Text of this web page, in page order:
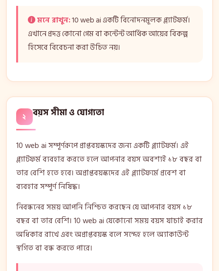
মনে রাখুন:10 web ai একটি বিনোদনমূলক প্ল্যাটফর্ম।
এখানে প্রদত্ত কোনো গেম বা কন্টেন্ট আর্থিক আয়ের বিকল্প
হিসেবে বিবেচনা করা উচিত নয়।
২ বয়স সীমা ও যোগ্যতা
10 web ai সম্পূর্ণরূপে প্রাপ্তবয়স্কদের জন্য একটি প্ল্যাটফর্ম। এই
প্ল্যাটফর্ম ব্যবহার করতে হলে আপনার বয়স অবশ্যই ১৮ বছর বা
তার বেশি হতে হবে। অপ্রাপ্তবয়স্কদের এই প্ল্যাটফর্মে প্রবেশ বা
ব্যবহার সম্পূর্ণ নিষিদ্ধ।
নিবন্ধনের সময় আপনি নিশ্চিত করছেন যে আপনার বয়স ১৮
বছর বা তার বেশি। 10 web ai যেকোনো সময় বয়স যাচাই করার
অধিকার রাখে এবং অপ্রাপ্তবয়স্ক বলে সন্দেহ হলে অ্যাকাউন্ট
স্থগিত বা বন্ধ করতে পারে।